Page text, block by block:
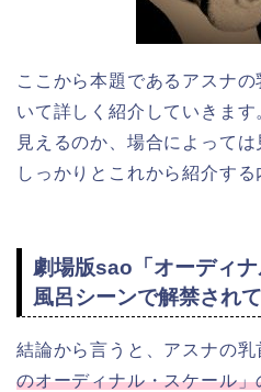
ここから本題であるアスナ
いて詳しく紹介していきま
見えるのか、場合によって
しっかりとこれから紹介する
劇場版sao「オーディ
風呂シーンで解禁され
結論から言うと、アスナの乳
のオーディナル・スケール